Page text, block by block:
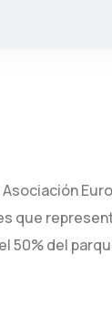
Asociación
que
50% del